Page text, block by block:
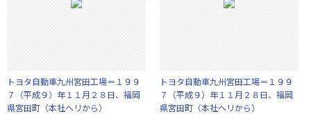
トヨタ自動車九州宮田工場＝１９９
７（平成９）年１１月２８日、福岡
県宮田町（本社ヘリから）
トヨタ自動車九州宮田工場＝１９９
７（平成９）年１１月２８日、福岡
県宮田町（本社ヘリから）